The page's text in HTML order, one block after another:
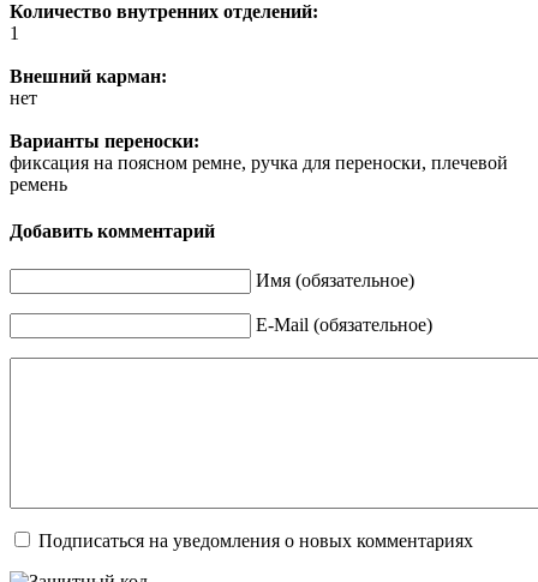
Количество внутренних отделений:
1
Внешний карман:
нет
Варианты переноски:
фиксация на поясном ремне, ручка для переноски, плечевой
ремень
Добавить комментарий
Имя (обязательное)
E-Mail (обязательное)
Подписаться на уведомления о новых комментариях